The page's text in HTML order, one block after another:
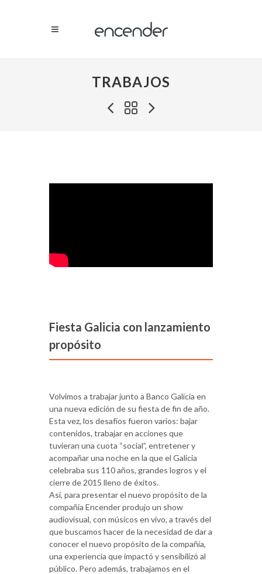
TRABAJOS
Fiesta Galicia con lanzamiento
propósito
Volvimos a trabajar junto a Banco Galicia en
una nueva edición de su fiesta de fin de año.
Esta vez, los desafíos fueron varios: bajar
contenidos, trabajar en acciones que
tuvieran una cuota “social”, entretener y
acompañar una noche en la que el Galicia
celebraba sus 110 años, grandes logros y el
cierre de 2015 lleno de éxitos.
Así, para presentar el nuevo propósito de la
compañía Encender produjo un show
audiovisual, con músicos en vivo, a través del
que buscamos hacer de la necesidad de dar a
conocer el nuevo propósito de la compañía,
una experiencia que impactó y sensibilizó al
público. Pero además, trabajamos en el